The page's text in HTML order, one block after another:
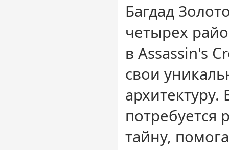
Багдад
четырех
в Assassin's
свои
архитектуру.
потребуется
тайну,